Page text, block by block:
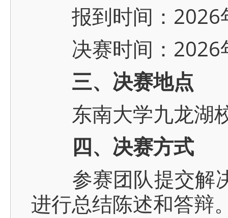
报到时间：2026
决赛时间：2026
三、决赛地点
东南大学九龙湖校
四、决赛方式
参赛团队提交解决
进行总结陈述和答辩